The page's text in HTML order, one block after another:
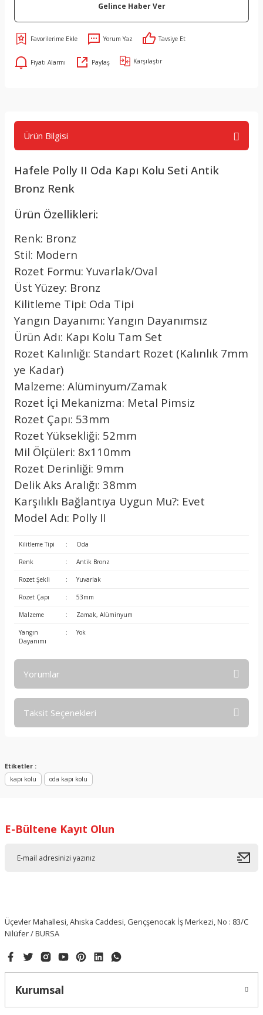
Gelince Haber Ver
Yorum Yaz Tavsiye Et
Fiyatı Alarmı Paylaş Karşılaştır
Ürün Bilgisi
Hafele Polly II Oda Kapı Kolu Seti Antik
Bronz Renk
Ürün Özellikleri:
Renk: Bronz
Stil: Modern
Rozet Formu: Yuvarlak/Oval
Üst Yüzey: Bronz
Kilitleme Tipi: Oda Tipi
Yangın Dayanımı: Yangın Dayanımsız
Ürün Adı: Kapı Kolu Tam Set
Rozet Kalınlığı: Standart Rozet (Kalınlık 7mm
ye Kadar)
Malzeme: Alüminyum/Zamak
Rozet İçi Mekanizma: Metal Pimsiz
Rozet Çapı: 53mm
Rozet Yüksekliği: 52mm
Mil Ölçüleri: 8x110mm
Rozet Derinliği: 9mm
Delik Aks Aralığı: 38mm
Karşılıklı Bağlantıya Uygun Mu?: Evet
Model Adı: Polly II
Kilitleme Tipi : Oda
Renk : Antik Bronz
Rozet Şekli : Yuvarlak
Rozet Çapı : 53mm
Malzeme : Zamak, Alüminyum
Yangın
Dayanımı
: Yok
Yorumlar
Taksit Seçenekleri
Etiketler :
kapı kolu
oda kapı kolu
E-Bültene Kayıt Olun
Üçevler Mahallesi, Ahıska Caddesi, Gençşenocak İş Merkezi, No : 83/C
Nilüfer / BURSA
Kurumsal